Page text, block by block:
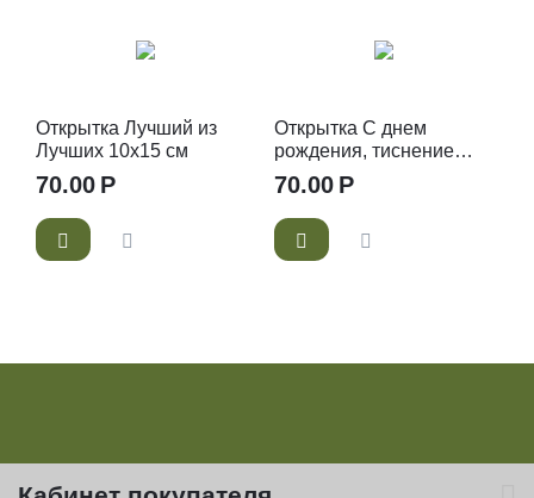
Открытка Лучший из
Лучших 10х15 см
70.00 Р
Открытка С днем
рождения, тиснение
12х18 см
70.00 Р